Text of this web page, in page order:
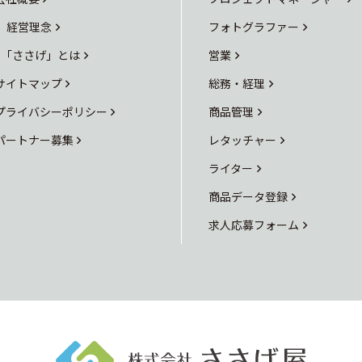
経営理念
「ささげ」とは
イトマップ
ライバシーポリシー
ートナー募集
フォトグラファー
営業
総務・経理
商品管理
レタッチャー
ライター
商品データ登録
求人応募フォーム